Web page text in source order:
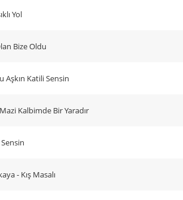
Yol
Bize Oldu
Aşkın Katili Sensin
Kalbimde Bir Yaradır
Sensin
- Kış Masalı